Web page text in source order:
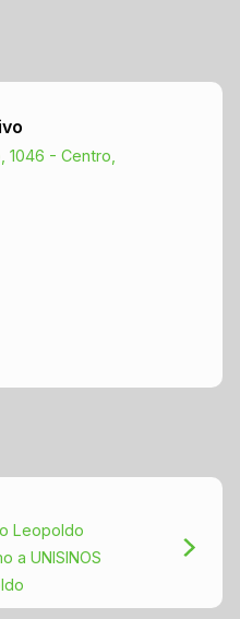
1046 - Centro,
Leopoldo
a UNISINOS